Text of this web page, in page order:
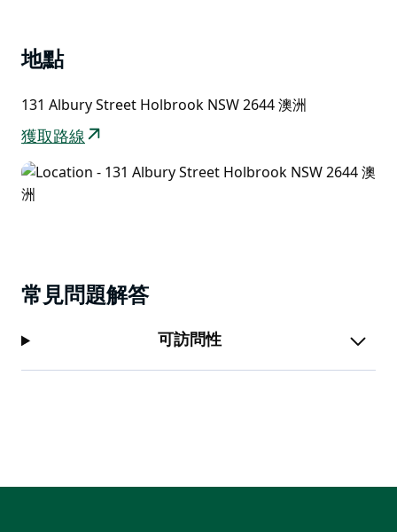
地點
131 Albury Street Holbrook NSW 2644 澳洲
獲取路線
常見問題解答
可訪問性